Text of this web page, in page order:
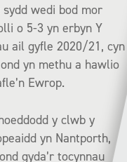
sydd wedi bod mor
o 5-3 yn erbyn Y
ail gyfle 2020/21, cyn
yn methu a hawlio
Ewrop.
y clwb y
yn Nantporth,
gyda’r tocynnau